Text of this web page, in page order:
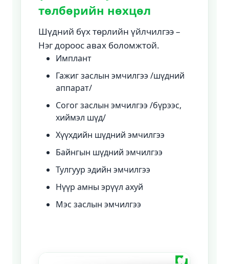
төлбөрийн нөхцөл
Шүдний бүх төрлийн үйлчилгээ –
Нэг дороос авах боломжтой.
Имплант
Гажиг заслын эмчилгээ /шүдний
аппарат/
Согог заслын эмчилгээ /бүрээс,
хиймэл шүд/
Хүүхдийн шүдний эмчилгээ
Байнгын шүдний эмчилгээ
Тулгуур эдийн эмчилгээ
Нүүр амны эрүүл ахуй
Мэс заслын эмчилгээ